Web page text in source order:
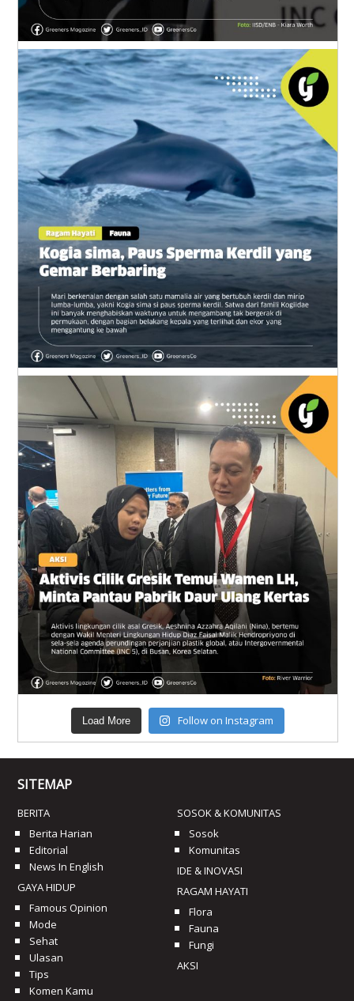
Load More Follow on Instagram
SITEMAP
BERITA
Berita Harian
Editorial
News In English
GAYA HIDUP
Famous Opinion
Mode
Sehat
Ulasan
Tips
Komen Kamu
SOSOK & KOMUNITAS
Sosok
Komunitas
IDE & INOVASI
RAGAM HAYATI
Flora
Fauna
Fungi
AKSI